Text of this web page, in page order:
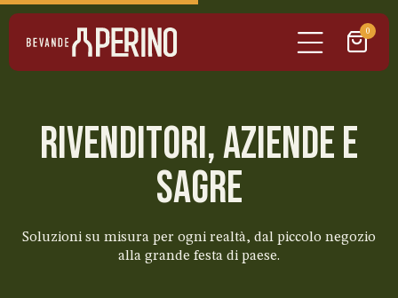
0
RIVENDITORI, AZIENDE E
SAGRE
Soluzioni su misura per ogni realtà, dal piccolo negozio
alla grande festa di paese.